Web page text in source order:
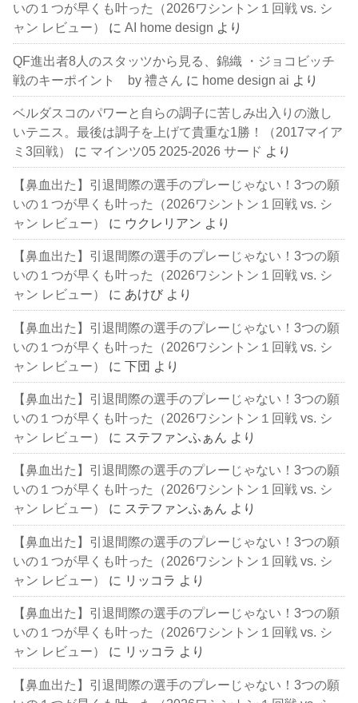
いの１つが早くも叶った（2026ワシントン１回戦 vs. シ
ャン レビュー）
にAI home design より
QF進出者8人のスタッツから見る、錦織 ・ジョコビッチ
戦のキーポイント by 禮さん に home design ai より
ベルダスコのパワーと自らの調子に苦しみ出入りの激し
いテニス。最後は調子を上げて貴重な1勝！（2017マイア
ミ3回戦）
に マインツ05 2025-2026 サード より
【鼻血出た】引退間際の選手のプレーじゃない！3つの願
いの１つが早くも叶った（2026ワシントン１回戦 vs. シ
ャン レビュー）
に ウクレリアン より
【鼻血出た】引退間際の選手のプレーじゃない！3つの願
いの１つが早くも叶った（2026ワシントン１回戦 vs. シ
ャン レビュー）
に あけび より
【鼻血出た】引退間際の選手のプレーじゃない！3つの願
いの１つが早くも叶った（2026ワシントン１回戦 vs. シ
ャン レビュー）
に下団 より
【鼻血出た】引退間際の選手のプレーじゃない！3つの願
いの１つが早くも叶った（2026ワシントン１回戦 vs. シ
ャン レビュー）
に ステファンふぁん より
【鼻血出た】引退間際の選手のプレーじゃない！3つの願
いの１つが早くも叶った（2026ワシントン１回戦 vs. シ
ャン レビュー）
に ステファンふぁん より
【鼻血出た】引退間際の選手のプレーじゃない！3つの願
いの１つが早くも叶った（2026ワシントン１回戦 vs. シ
ャン レビュー）
に リッコラ より
【鼻血出た】引退間際の選手のプレーじゃない！3つの願
いの１つが早くも叶った（2026ワシントン１回戦 vs. シ
ャン レビュー）
に リッコラ より
【鼻血出た】引退間際の選手のプレーじゃない！3つの願